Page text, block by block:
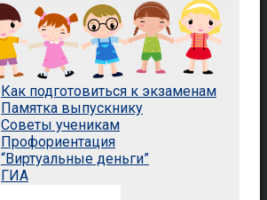
Как подготовиться к экзаменам
Памятка выпускнику
Советы ученикам
Профориентация
“Виртуальные деньги”
ГИА